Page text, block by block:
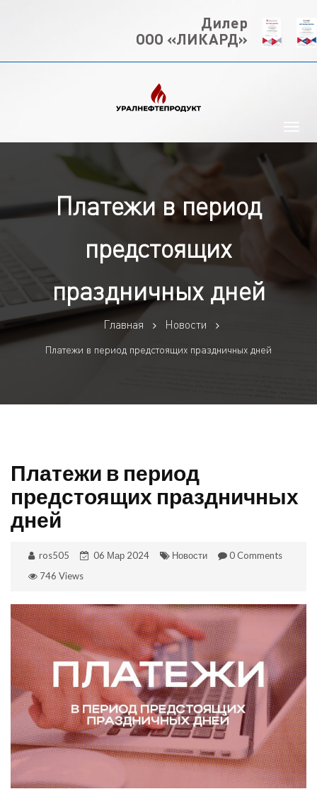
Дилер
ООО «ЛИКАРД»
Платежи в период
предстоящих
праздничных дней
Главная Новости
Платежи в период предстоящих праздничных дней
Платежи в период
предстоящих праздничных
дней
ros505 06 Мар 2024 Новости
0 Comments
746 Views